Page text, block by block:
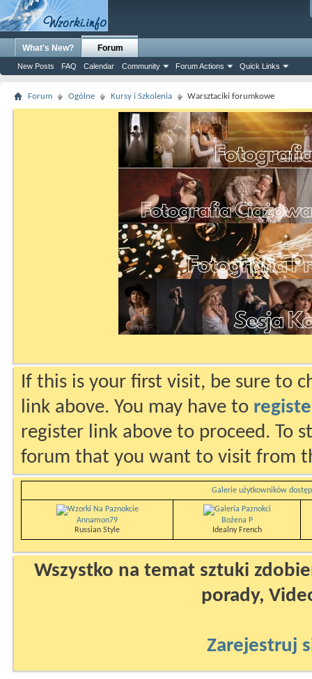
What's New? Forum
New Posts FAQ Calendar Community Forum Actions Quick Links
Forum Ogólne Kursy i Szkolenia Warsztaciki forumkowe
If this is your first visit, be sure to
link above. You may have to
register link above to proceed. To
forum that you want to visit from
Galerie użytkowników
Annamon79
Russian Style
Bożena P
Idealny French
Wszystko na temat sztuki
porady,
Zarejestruj